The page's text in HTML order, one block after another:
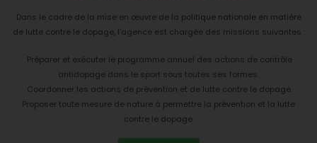
Dans le cadre de la mise en œuvre de la politique nationale en matière
de lutte contre le dopage, l’agence est chargée des missions suivantes :
Préparer et exécuter le programme annuel des actions de contrôle
antidopage dans le sport sous toutes ses formes.
Coordonner les actions de prévention et de lutte contre le dopage.
Proposer toute mesure de nature à permettre la prévention et la lutte
contre le dopage.